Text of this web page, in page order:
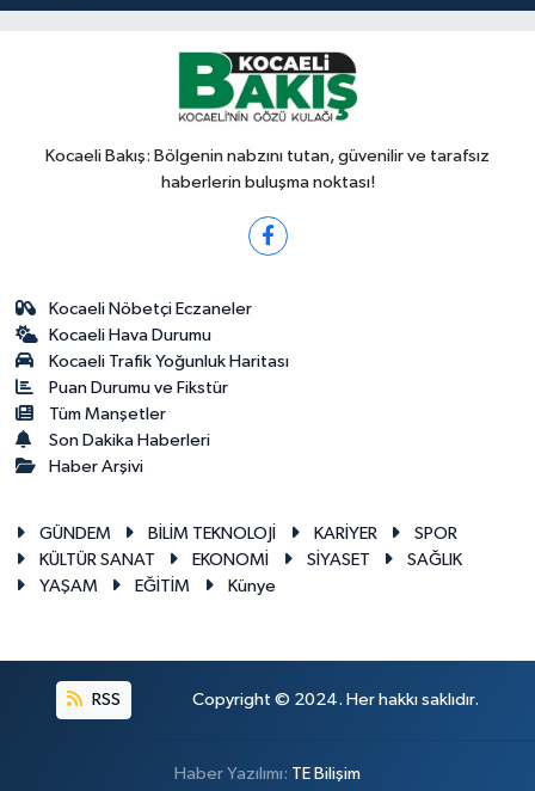
Kocaeli Bakış: Bölgenin nabzını tutan, güvenilir ve tarafsız
haberlerin buluşma noktası!
Kocaeli Nöbetçi Eczaneler
Kocaeli Hava Durumu
Kocaeli Trafik Yoğunluk Haritası
Puan Durumu ve Fikstür
Tüm Manşetler
Son Dakika Haberleri
Haber Arşivi
GÜNDEM BİLİM TEKNOLOJİ KARİYER
SPOR
KÜLTÜR SANAT
EKONOMİ SİYASET
SAĞLIK
YAŞAM
EĞİTİM Künye
RSS Copyright © 2024. Her hakkı saklıdır.
Haber Yazılımı: TE Bilişim